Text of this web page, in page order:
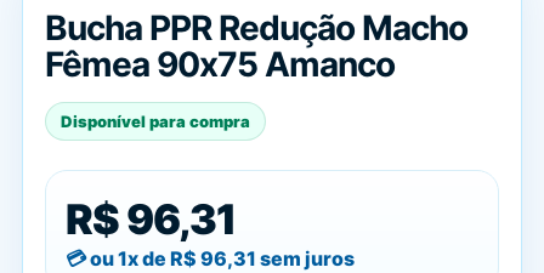
Bucha PPR Redução Macho
Fêmea 90x75 Amanco
Disponível para compra
R$ 96,31
ou 1x de R$ 96,31 sem juros